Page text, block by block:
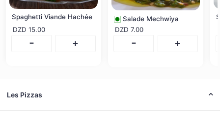
Spaghetti Viande Hachée
DZD 15.00
- +
Salade Mechwiya
DZD 7.00
- +
Les Pizzas